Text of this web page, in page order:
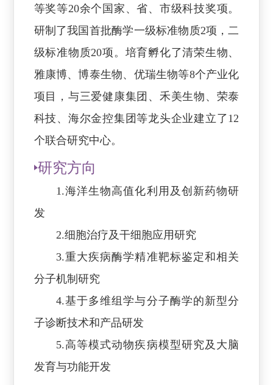
等奖等20余个国家、省、市级科技奖项。
研制了我国首批酶学一级标准物质2项，二
级标准物质20项。培育孵化了清荣生物、
雅康博、博泰生物、优瑞生物等8个产业化
项目，与三爱健康集团、禾美生物、荣泰
科技、海尔金控集团等龙头企业建立了12
个联合研究中心。
研究方向
1.海洋生物高值化利用及创新药物研
发
2.细胞治疗及干细胞应用研究
3.重大疾病酶学精准靶标鉴定和相关
分子机制研究
4.基于多维组学与分子酶学的新型分
子诊断技术和产品研发
5.高等模式动物疾病模型研究及大脑
发育与功能开发